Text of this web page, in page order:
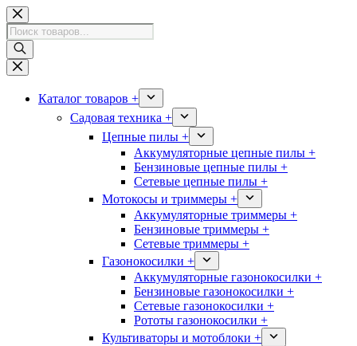
Перейти
к
сути
Поиск
товаров
Каталог товаров +
Садовая техника +
Цепные пилы +
Аккумуляторные цепные пилы +
Бензиновые цепные пилы +
Сетевые цепные пилы +
Мотокосы и триммеры +
Аккумуляторные триммеры +
Бензиновые триммеры +
Сетевые триммеры +
Газонокосилки +
Аккумуляторные газонокосилки +
Бензиновые газонокосилки +
Сетевые газонокосилки +
Рототы газонокосилки +
Культиваторы и мотоблоки +